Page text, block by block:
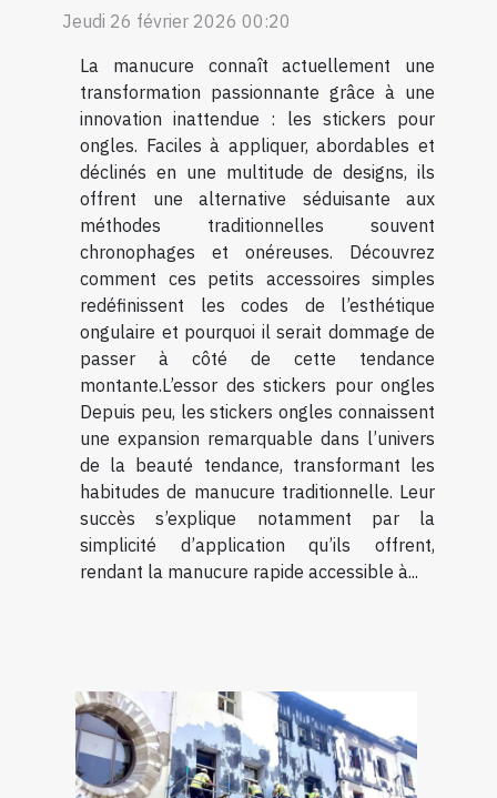
Jeudi 26 février 2026 00:20
La manucure connaît actuellement une
transformation passionnante grâce à une
innovation inattendue : les stickers pour
ongles. Faciles à appliquer, abordables et
déclinés en une multitude de designs, ils
offrent une alternative séduisante aux
méthodes traditionnelles souvent
chronophages et onéreuses. Découvrez
comment ces petits accessoires simples
redéfinissent les codes de l’esthétique
ongulaire et pourquoi il serait dommage de
passer à côté de cette tendance
montante.L’essor des stickers pour ongles
Depuis peu, les stickers ongles connaissent
une expansion remarquable dans l’univers
de la beauté tendance, transformant les
habitudes de manucure traditionnelle. Leur
succès s’explique notamment par la
simplicité d’application qu’ils offrent,
rendant la manucure rapide accessible à...